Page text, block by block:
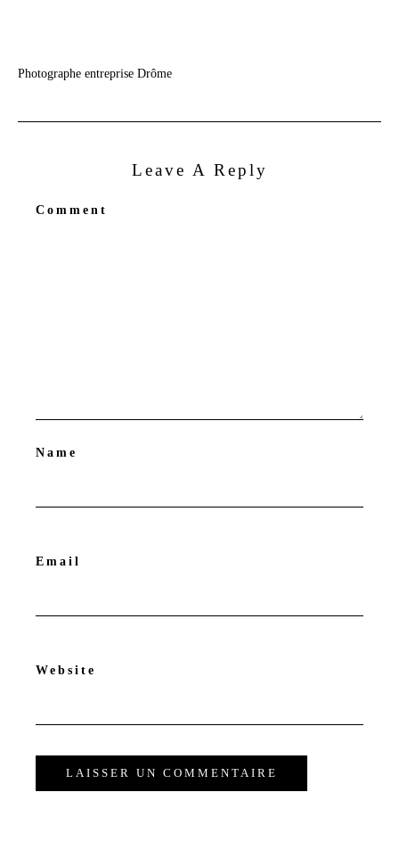
Photographe entreprise Drôme
Leave A Reply
Comment
Name
Email
Website